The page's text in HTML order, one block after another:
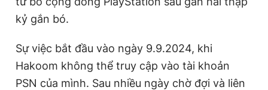
kỷ gắn bó.
Sự việc bắt đầu vào ngày 9.9.2024, khi
Hakoom không thể truy cập vào tài khoản
PSN của mình. Sau nhiều ngày chờ đợi và liên